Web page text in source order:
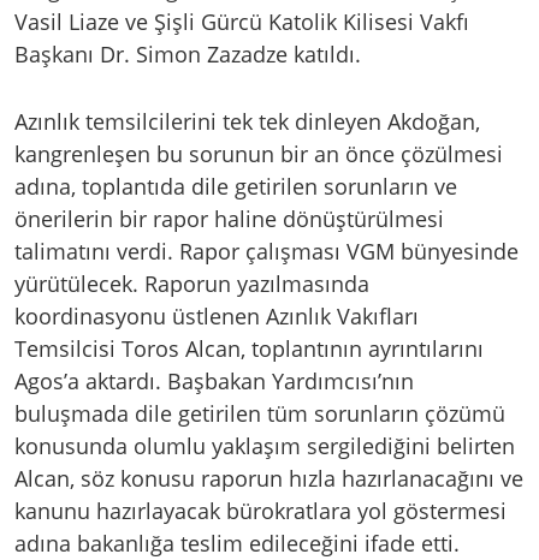
Vasil Liaze ve Şişli Gürcü Katolik Kilisesi Vakfı
Başkanı Dr. Simon Zazadze katıldı.
Azınlık temsilcilerini tek tek dinleyen Akdoğan,
kangrenleşen bu sorunun bir an önce çözülmesi
adına, toplantıda dile getirilen sorunların ve
önerilerin bir rapor haline dönüştürülmesi
talimatını verdi. Rapor çalışması VGM bünyesinde
yürütülecek. Raporun yazılmasında
koordinasyonu üstlenen Azınlık Vakıfları
Temsilcisi Toros Alcan, toplantının ayrıntılarını
Agos’a aktardı. Başbakan Yardımcısı’nın
buluşmada dile getirilen tüm sorunların çözümü
konusunda olumlu yaklaşım sergilediğini belirten
Alcan, söz konusu raporun hızla hazırlanacağını ve
kanunu hazırlayacak bürokratlara yol göstermesi
adına bakanlığa teslim edileceğini ifade etti.